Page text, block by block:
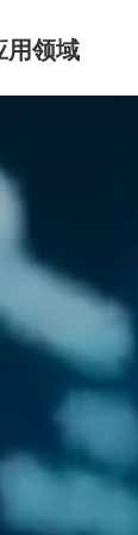
用领域